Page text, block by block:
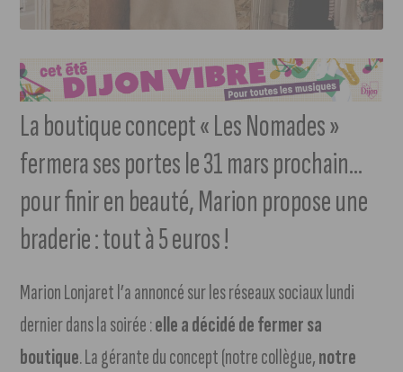
La boutique concept « Les Nomades »
fermera ses portes le 31 mars prochain…
pour finir en beauté, Marion propose une
braderie : tout à 5 euros !
Marion Lonjaret l’a annoncé sur les réseaux sociaux lundi
dernier dans la soirée :elle a décidé de fermer sa
boutique. La gérante du concept (notre collègue,notre